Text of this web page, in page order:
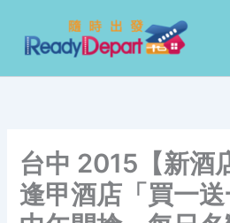
content
台中 2015【新酒
逢甲酒店「買一送